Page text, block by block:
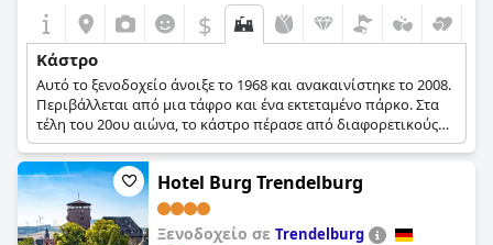
$
Κάστρο
Αυτό το ξενοδοχείο άνοιξε το 1968 και ανακαινίστηκε το 2008.
Περιβάλλεται από μια τάφρο και ένα εκτεταμένο πάρκο. Στα
τέλη του 20ου αιώνα, το κάστρο πέρασε από διαφορετικούς
ιδιοκτήτες. Το κάστρο διαθέτει το δικό του μουσείο, το
Museum Anholt, που ξεχειλίζει από αρχαιότητες και τέχνες
από την Αναγέννηση έως τον 18ο αιώνα. Χάρη στον περίπλοκο
και οικείο σχεδιασμό του κάστρου, είναι ένας δημοφιλής
προορισμός για να δεθείτε με τα δεσμά του γάμου.
Hotel Burg Trendelburg
Ξενοδοχείο σε Trendelburg